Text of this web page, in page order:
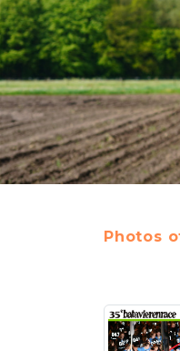
Photos